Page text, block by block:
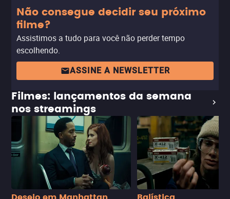
Não consegue decidir seu próximo
filme?
Assistimos a tudo para você não perder tempo
escolhendo.
ASSINE A NEWSLETTER
Filmes: lançamentos da semana
nos streamings